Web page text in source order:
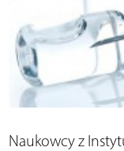
Naukowcy z